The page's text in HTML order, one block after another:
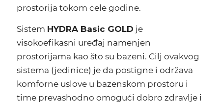
prostorija tokom cele godine.
Sistem HYDRA Basic GOLD je
visokoefikasni uređaj namenjen
prostorijama kao što su bazeni. Cilj ovakvog
sistema (jedinice) je da postigne i održava
komforne uslove u bazenskom prostoru i
time prevashodno omogući dobro zdravlje i